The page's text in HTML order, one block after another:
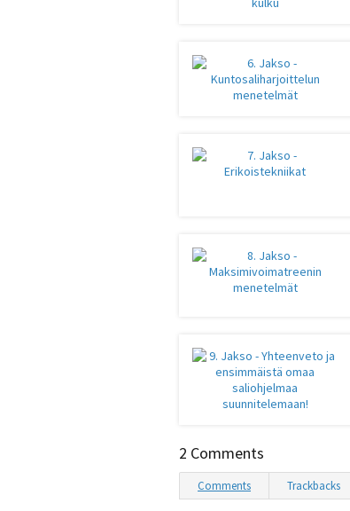
2 Comments
Comments Trackbacks